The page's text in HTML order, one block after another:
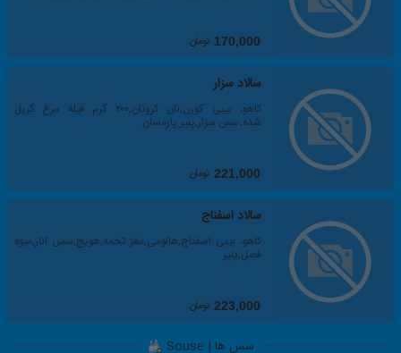
170,000 تومان
سالاد سزار
کاهو، بیبی کورن,نان کروتان,۲۰۰ گرم فیله مرغ گریل
شده,سس سزار,پنیر پارمسان
221,000 تومان
سالاد اسفناج
کاهو، بیبی اسفناج,هالومی,مغز تخمه,هویج,سس انار,میوه
فصل,پنیر
223,000 تومان
سس ها | Souse